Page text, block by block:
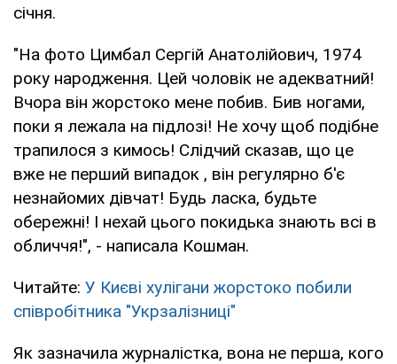
січня.
"На фото Цимбал Сергій Анатолійович, 1974
року народження. Цей чоловік не адекватний!
Вчора він жорстоко мене побив. Бив ногами,
поки я лежала на підлозі! Не хочу щоб подібне
трапилося з кимось! Слідчий сказав, що це
вже не перший випадок , він регулярно б'є
незнайомих дівчат! Будь ласка, будьте
обережні! І нехай цього покидька знають всі в
обличчя!", - написала Кошман.
Читайте: У Києві хулігани жорстоко побили
співробітника "Укрзалізниці"
Як зазначила журналістка, вона не перша, кого